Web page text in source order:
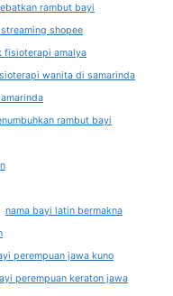
rambut bayi
shopee
fisioterapi amalya
wanita di samarinda
rambut bayi
nama bayi latin bermakna
perempuan jawa kuno
perempuan keraton jawa